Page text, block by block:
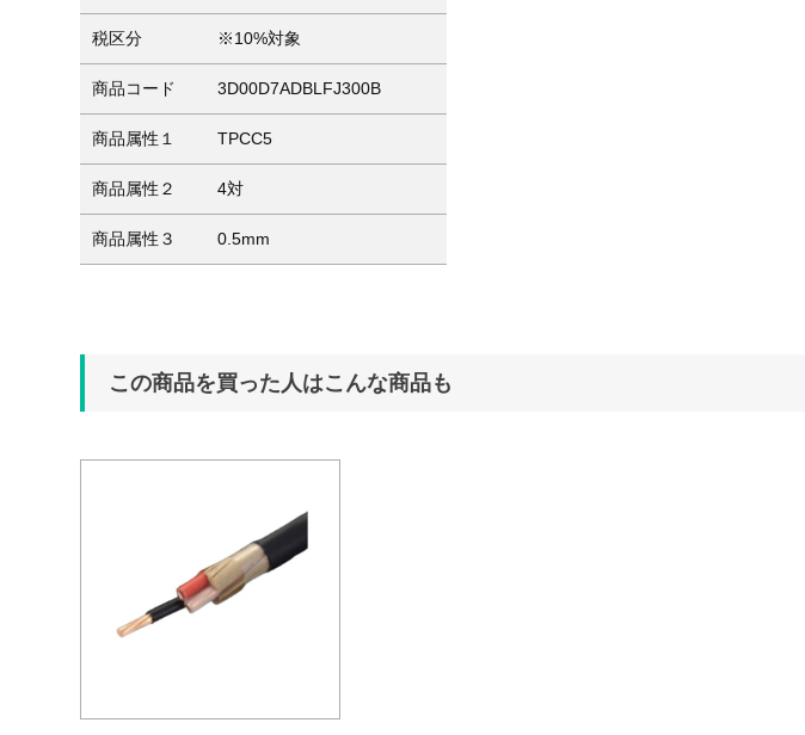
税区分 ※10%対象
商品コード 3D00D7ADBLFJ300B
商品属性１ TPCC5
商品属性２ 4対
商品属性３ 0.5mm
この商品を買った人はこんな商品も